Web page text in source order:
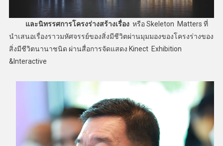
​ และนิทรรศการโครงร่างสร้างเรื่องหรือ Skeleton Matters ที่
นำเสนอเรื่องราวมหัศจรรย์ของสิ่งมีชีวิตผ่านมุมมองของโครงร่างของ
สิ่งมีชีวิตนานาชนิด ผ่านสื่อการจัดแสดง Kinect Exhibition
&Interactive